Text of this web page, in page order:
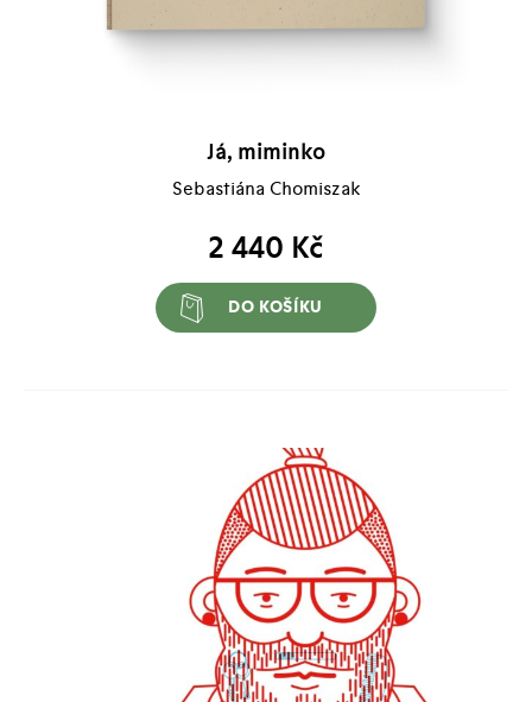
Já, miminko
Sebastiána Chomiszak
2 440 Kč
DO KOŠÍKU